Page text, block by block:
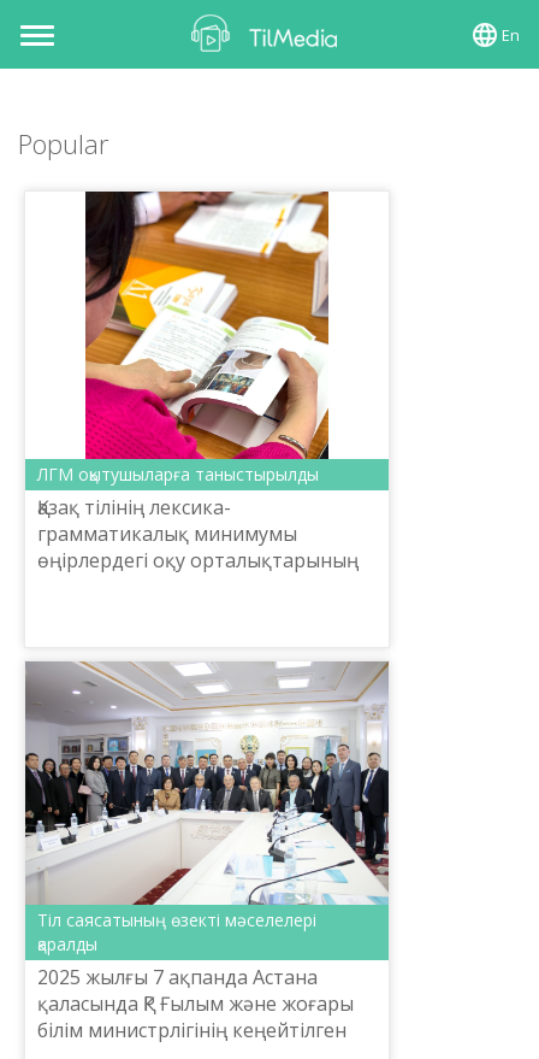
Toggle
navigation
En
Popular
ЛГМ оқытушыларға таныстырылды
Қазақ тілінің лексика-
грамматикалық минимумы
өңірлердегі оқу орталықтарының
Тіл саясатының өзекті мәселелері
қаралды
2025 жылғы 7 ақпанда Астана
қаласында ҚР Ғылым және жоғары
білім министрлігінің кеңейтілген